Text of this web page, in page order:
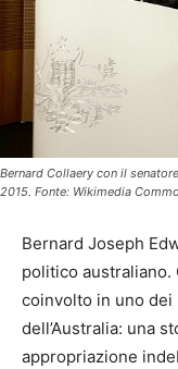
Bernard Collaery con il
2015. Fonte: Wikimedia
Bernard Joseph
politico australiano.
coinvolto in uno dei
dell’Australia: una
appropriazione